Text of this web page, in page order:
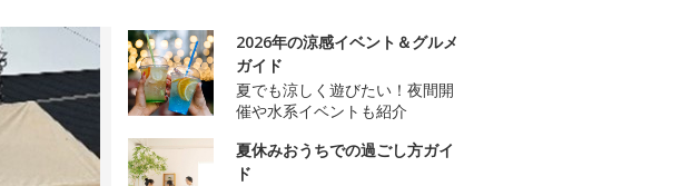
2026年の涼感イベント＆グルメ
ガイド
夏でも涼しく遊びたい！夜間開
催や水系イベントも紹介
夏休みおうちでの過ごし方ガイ
ド